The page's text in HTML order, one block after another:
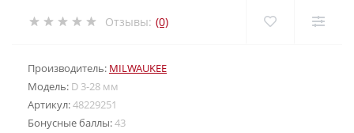
Отзывы: (0)
Производитель: MILWAUKEE
Модель: D 3-28 мм
Артикул:48229251
Бонусные баллы:43